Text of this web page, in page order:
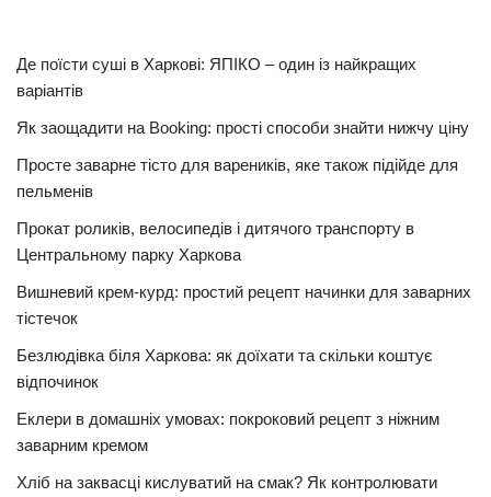
Де поїсти суші в Харкові: ЯПІКО – один із найкращих
варіантів
Як заощадити на Booking: прості способи знайти нижчу ціну
Просте заварне тісто для вареників, яке також підійде для
пельменів
Прокат роликів, велосипедів і дитячого транспорту в
Центральному парку Харкова
Вишневий крем-курд: простий рецепт начинки для заварних
тістечок
Безлюдівка біля Харкова: як доїхати та скільки коштує
відпочинок
Еклери в домашніх умовах: покроковий рецепт з ніжним
заварним кремом
Хліб на заквасці кислуватий на смак? Як контролювати